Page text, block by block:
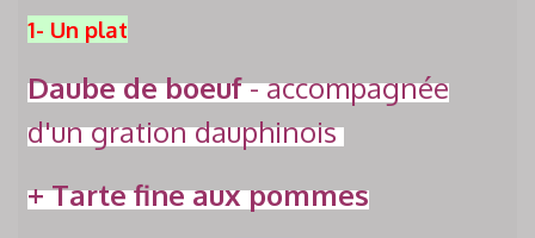
1- Un plat
Daube de boeuf- accompagnée
d'un gration dauphinois
+ Tarte fine aux pommes